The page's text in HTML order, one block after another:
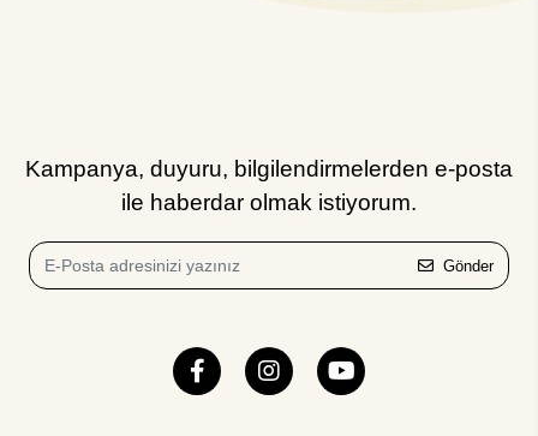
Kampanya, duyuru, bilgilendirmelerden e-posta
ile haberdar olmak istiyorum.
Gönder